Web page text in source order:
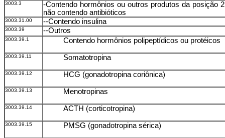
3003.3
-Contendo hormônios ou outros produtos da posição
não contendo antibióticos
3003.31.00 --Contendo insulina
3003.39 --Outros
3003.39.1 Contendo hormônios polipeptídicos ou protéicos
3003.39.11 Somatotropina
3003.39.12 HCG (gonadotropina coriônica)
3003.39.13 Menotropinas
3003.39.14 ACTH (corticotropina)
3003.39.15 PMSG (gonadotropina sérica)